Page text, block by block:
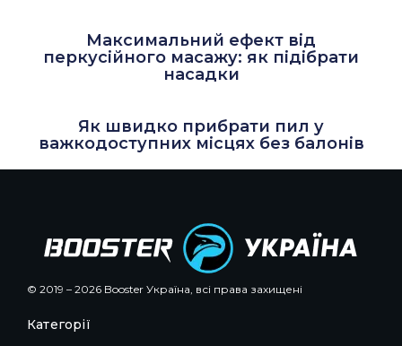
Максимальний ефект від
перкусійного масажу: як підібрати
насадки
Як швидко прибрати пил у
важкодоступних місцях без балонів
© 2019 – 2026 Booster Україна, всі права захищені
Категорії